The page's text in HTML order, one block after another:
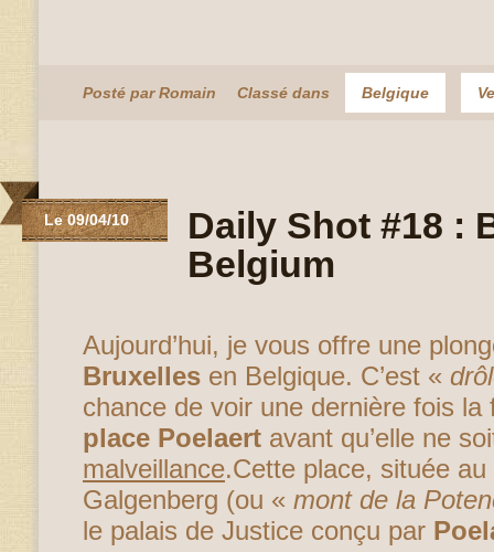
Posté par Romain Classé dans Belgique
Le 09/04/10
Daily Shot #18 :
Belgium
Aujourd’hui, je vous offre une
Bruxelles en Belgique. C’est «
chance de voir une dernière fois
place Poelaert avant qu’elle ne
malveillance.Cette place, située
Galgenberg (ou « mont de la
le palais de Justice conçu par